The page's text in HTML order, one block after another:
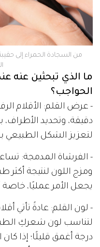
من السجادة الحمراء إلى
ما الذي تبحثين عنه
الحواجب؟
- عرض القلم: الأقلام
دقيقة، وتحديد
لتعزيز الشكل الطبيعي
- الفرشاة المدمجة:
ومزج اللون لنتيجة أكثر
يجعل الأمر عمليًا، خاصة
- لون القلم: عادةً تأتي
لتناسب لون شعركِ
درجة أغمق قليلًا؛ إذا